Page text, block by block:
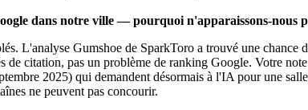
dans notre ville — pourquoi n'apparaissons-nous
L'analyse Gumshoe de SparkToro a trouvé une
citation, pas un problème de ranking Google. Votre
2025) qui demandent désormais à l'IA pour une
ne peuvent pas concourir.